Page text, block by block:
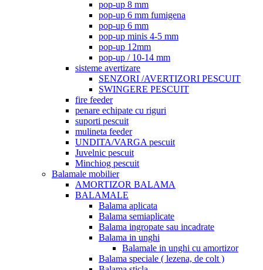
pop-up 8 mm
pop-up 6 mm fumigena
pop-up 6 mm
pop-up minis 4-5 mm
pop-up 12mm
pop-up / 10-14 mm
sisteme avertizare
SENZORI /AVERTIZORI PESCUIT
SWINGERE PESCUIT
fire feeder
penare echipate cu riguri
suporti pescuit
mulineta feeder
UNDITA/VARGA pescuit
Juvelnic pescuit
Minchiog pescuit
Balamale mobilier
AMORTIZOR BALAMA
BALAMALE
Balama aplicata
Balama semiaplicate
Balama ingropate sau incadrate
Balama in unghi
Balamale in unghi cu amortizor
Balama speciale ( lezena, de colt )